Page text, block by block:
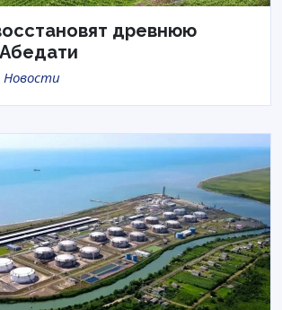
древнюю
Новости